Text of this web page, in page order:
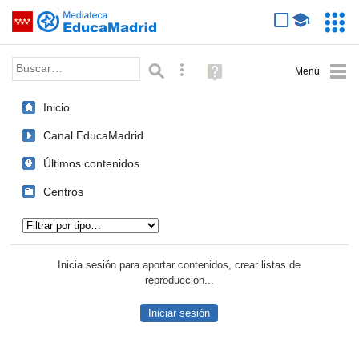
Saltar navegación
Palabra o frase: Búsqueda avanzada
Ayuda
(en
Inicio
Canal EducaMadrid
Últimos contenidos
Centros
Inicia sesión para aportar contenidos, crear listas de
reproducción...
Iniciar sesión